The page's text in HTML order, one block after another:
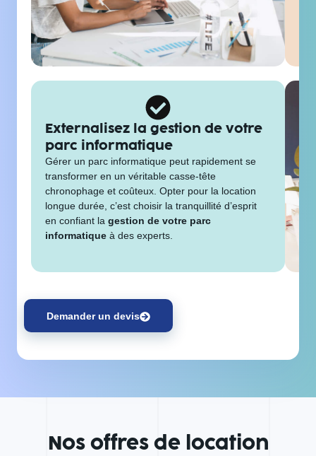
Externalisez la gestion de votre
parc informatique
Gérer un parc informatique peut rapidement se
transformer en un véritable casse-tête
chronophage et coûteux. Opter pour la location
longue durée, c’est choisir la tranquillité d’esprit
en confiant la gestion de votre parc
informatique à des experts.
Demander un devis
Nos offres de location